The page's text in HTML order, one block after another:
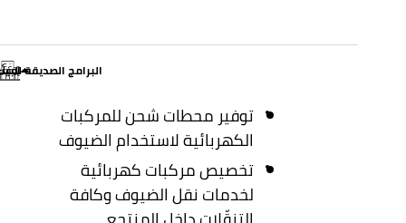
البرامج الصديقة
توفير محطات شحن للمركبات
الكهربائية لاستخدام الضيوف
تخصيص مركبات كهربائية
لخدمات نقل الضيوف وكافة